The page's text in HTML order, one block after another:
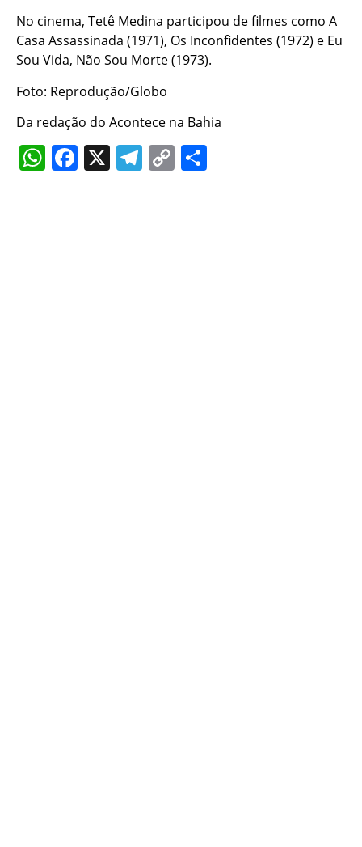
No cinema, Tetê Medina participou de filmes como A
Casa Assassinada (1971), Os Inconfidentes (1972) e Eu
Sou Vida, Não Sou Morte (1973).
Foto: Reprodução/Globo
Da redação do Acontece na Bahia
WhatsApp
Facebook
X Telegram
Copy